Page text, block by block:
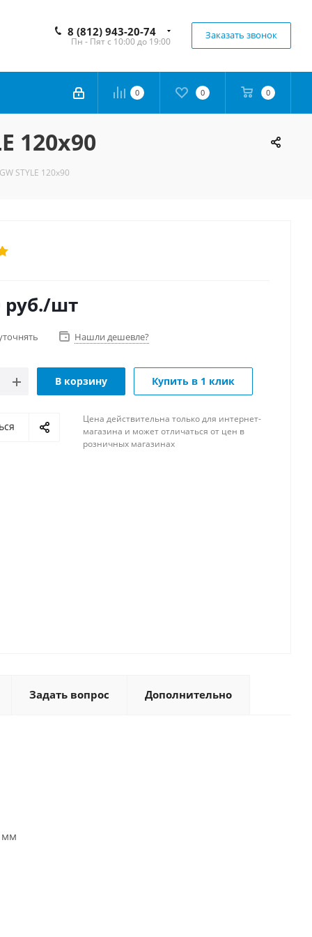
8 (812) 943-20-74
Пн - Пят с 10:00 до 19:00
Заказать звонок
0 0 0
120x90
STYLE 120x90
руб./шт
Нашли дешевле?
В корзину Купить в 1 клик
Цена действительна только для интернет-
магазина и может отличаться от цен в
розничных магазинах
Задать вопрос Дополнительно
мм